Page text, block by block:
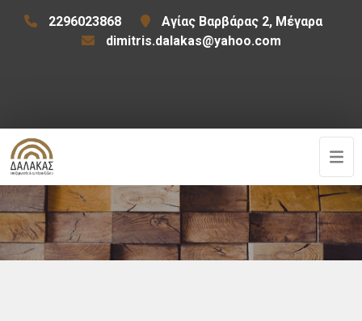
2296023868
Αγίας Βαρβάρας 2, Μέγαρα
dimitris.dalakas@yahoo.com